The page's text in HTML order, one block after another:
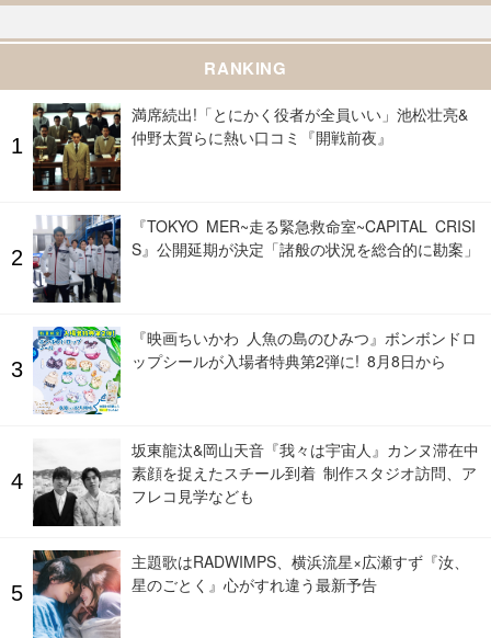
RANKING
満席続出!「とにかく役者が全員いい」池松壮亮&
仲野太賀らに熱い口コミ『開戦前夜』
『TOKYO MER~走る緊急救命室~CAPITAL CRISI
S』公開延期が決定「諸般の状況を総合的に勘案」
『映画ちいかわ 人魚の島のひみつ』ボンボンドロ
ップシールが入場者特典第2弾に! 8月8日から
坂東龍汰&岡山天音『我々は宇宙人』カンヌ滞在中
素顔を捉えたスチール到着 制作スタジオ訪問、ア
フレコ見学なども
主題歌はRADWIMPS、横浜流星×広瀬すず『汝、
星のごとく』心がすれ違う最新予告